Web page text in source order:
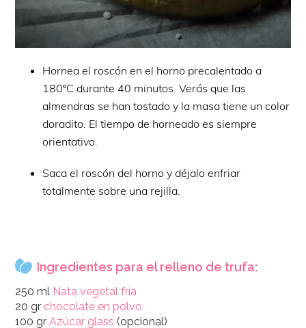
Hornea el roscón en el horno precalentado a
180ºC durante 40 minutos. Verás que las
almendras se han tostado y la masa tiene un color
doradito. El tiempo de horneado es siempre
orientativo.
Saca el roscón del horno y déjalo enfriar
totalmente sobre una rejilla.
Ingredientes para el relleno de trufa:
250 ml Nata vegetal fría
20 gr chocolate en polvo
100 grAzúcar glass (opcional)